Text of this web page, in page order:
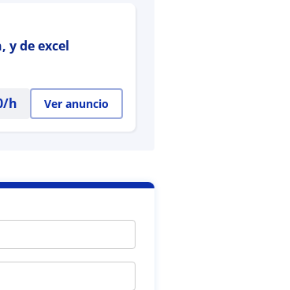
y de excel
/h Ver anuncio